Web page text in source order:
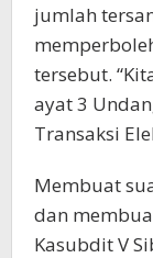
jumlah
tersebut.
ayat 3
Transaksi
Membuat
dan
Kasubdit V